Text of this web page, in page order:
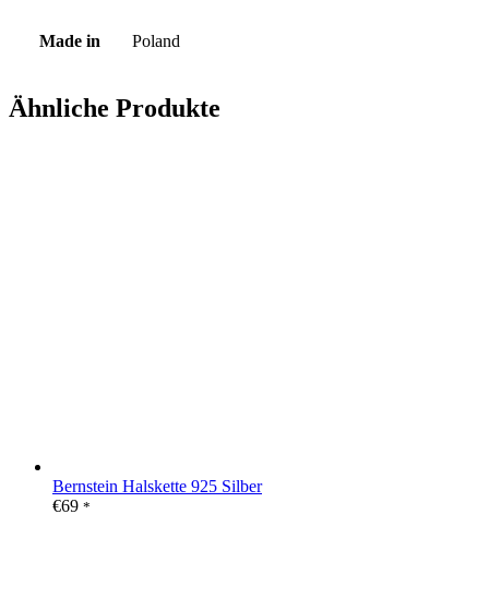
Made in Poland
Ähnliche Produkte
Bernstein Halskette 925 Silber
€69 *